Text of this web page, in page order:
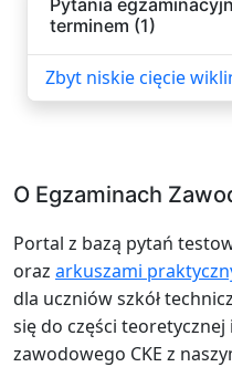
terminem (1)
Zbyt niskie cięcie
O Egzaminach
Portal z bazą pytań
oraz arkuszami
dla uczniów szkół
się do części
zawodowego CKE z